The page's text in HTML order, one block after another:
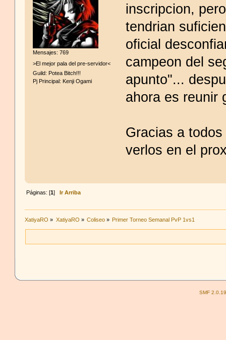
Mensajes: 769
>El mejor pala del pre-servidor<
Guild: Potea Bitch!!!
Pj Principal: Kenji Ogami
inscripcion,
tendrian
oficial
campeon del
apunto"...
ahora es reunir
Gracias a
verlos en el
Páginas: [1] Ir Arriba
XatiyaRO » XatiyaRO » Coliseo » Primer Torneo Semanal PvP 1vs1
SMF 2.0.19